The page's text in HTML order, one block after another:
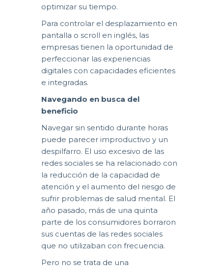
optimizar su tiempo.
Para controlar el desplazamiento en
pantalla o scroll en inglés, las
empresas tienen la oportunidad de
perfeccionar las experiencias
digitales con capacidades eficientes
e integradas.
Navegando en busca del
beneficio
Navegar sin sentido durante horas
puede parecer improductivo y un
despilfarro. El uso excesivo de las
redes sociales se ha relacionado con
la reducción de la capacidad de
atención y el aumento del riesgo de
sufrir problemas de salud mental. El
año pasado, más de una quinta
parte de los consumidores borraron
sus cuentas de las redes sociales
que no utilizaban con frecuencia.
Pero no se trata de una